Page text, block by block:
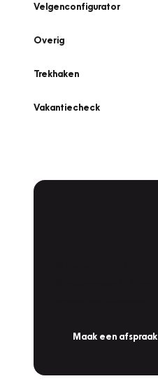
Velgenconfigurator
Overig
Trekhaken
Vakantiecheck
Maak een afspraak